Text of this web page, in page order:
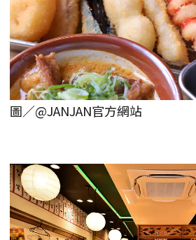
圖／@JANJAN官方網站